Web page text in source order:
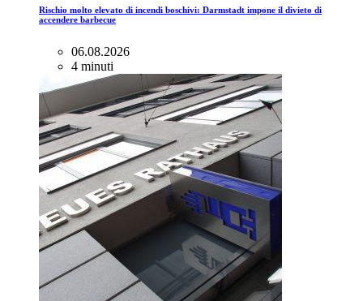
Rischio molto elevato di incendi boschivi: Darmstadt impone il divieto di
accendere barbecue
06.08.2026
4 minuti